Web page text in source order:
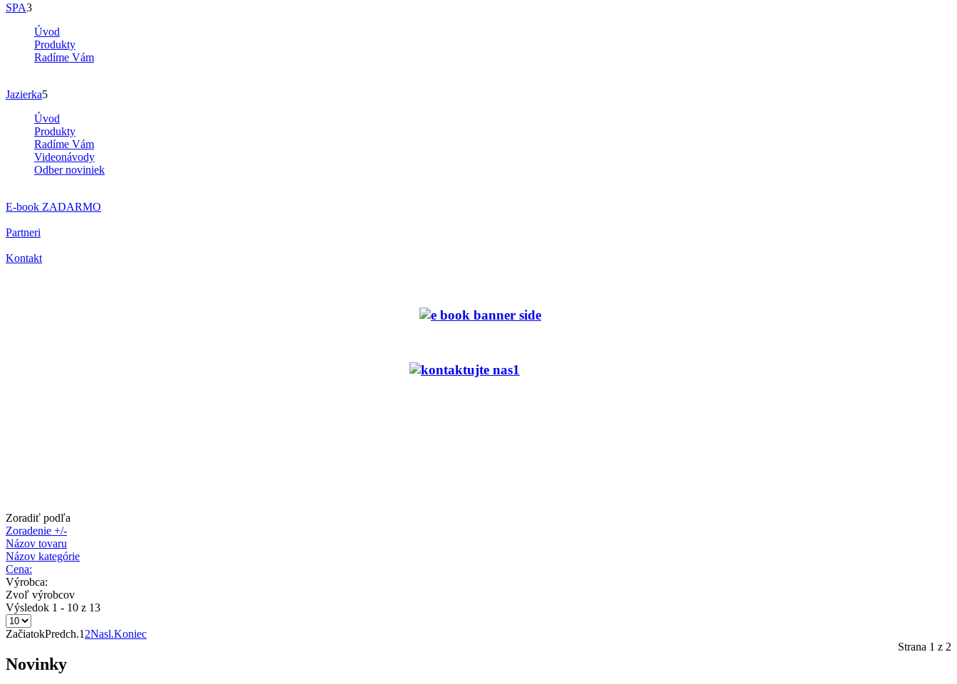
SPA3
Úvod
Produkty
Radíme Vám
Jazierka5
Úvod
Produkty
Radíme Vám
Videonávody
Odber noviniek
E-book ZADARMO
Partneri
Kontakt
Zoradiť podľa
Zoradenie +/-
Názov tovaru
Názov kategórie
Cena:
Výrobca:
Zvoľ výrobcov
Výsledok 1 - 10 z 13
ZačiatokPredch.1 2Nasl.Koniec
Strana 1 z 2
Novinky